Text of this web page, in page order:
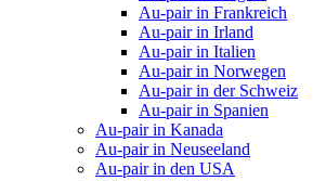
Au-pair in Frankreich
Au-pair in Irland
Au-pair in Italien
Au-pair in Norwegen
Au-pair in der Schweiz
Au-pair in Spanien
Au-pair in Kanada
Au-pair in Neuseeland
Au-pair in den USA